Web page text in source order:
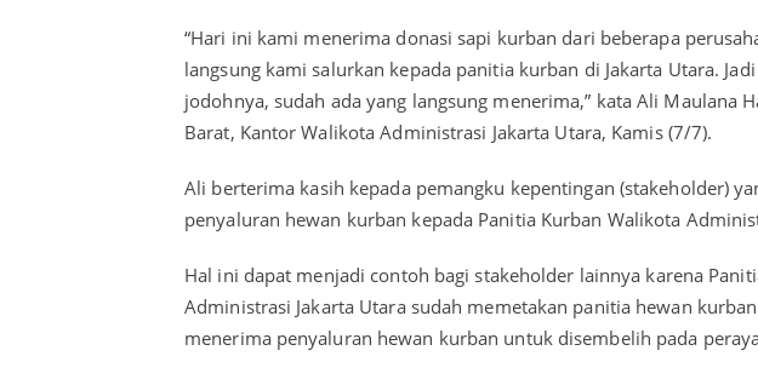
“Hari ini kami menerima donasi sapi kurban dari beberapa
langsung kami salurkan kepada panitia kurban di Jakarta Utara.
jodohnya, sudah ada yang langsung menerima,” kata Ali Maulana
Barat, Kantor Walikota Administrasi Jakarta Utara, Kamis (7/7).
Ali berterima kasih kepada pemangku kepentingan (stakeholder)
penyaluran hewan kurban kepada Panitia Kurban Walikota
Hal ini dapat menjadi contoh bagi stakeholder lainnya karena
Administrasi Jakarta Utara sudah memetakan panitia hewan
menerima penyaluran hewan kurban untuk disembelih pada